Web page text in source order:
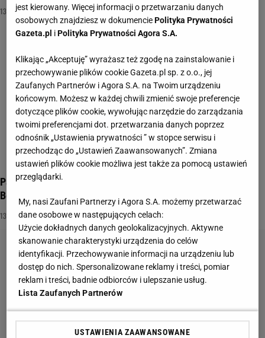
13 POSTERUNEK CEZARY PAZURA CHŁOPAKI NIE PŁACZĄ
Pamiętasz "13 posterunek"? Przekonajmy się, jak dokładnie.
Będzie 10/10?
13 POSTERUNEK NAJNOWSZE QUIZY DZISIAJ DODANE QUIZ WIEDZY
jest kierowany. Więcej informacji o przetwarzaniu danych
osobowych znajdziesz w dokumenciePolityka Prywatności
Gazeta.pl iPolityka Prywatności Agora S.A.
Klikając „Akceptuję” wyrażasz też zgodę na zainstalowanie i
przechowywanie plików cookie Gazeta.pl sp. z o.o., jej
Zaufanych Partnerów i Agora S.A. na Twoim urządzeniu
końcowym. Możesz w każdej chwili zmienić swoje preferencje
dotyczące plików cookie, wywołując narzędzie do zarządzania
twoimi preferencjami dot. przetwarzania danych poprzez
odnośnik „Ustawienia prywatności ” w stopce serwisu i
przechodząc do „Ustawień Zaawansowanych”. Zmiana
ustawień plików cookie możliwa jest także za pomocą ustawień
przeglądarki.
My, nasi Zaufani Partnerzy i Agora S.A. możemy przetwarzać
dane osobowe w następujących celach:
Użycie dokładnych danych geolokalizacyjnych. Aktywne
skanowanie charakterystyki urządzenia do celów
identyfikacji. Przechowywanie informacji na urządzeniu lub
dostęp do nich. Spersonalizowane reklamy i treści, pomiar
reklam i treści, badnie odbiorców i ulepszanie usług.
Lista Zaufanych Partnerów
USTAWIENIA ZAAWANSOWANE